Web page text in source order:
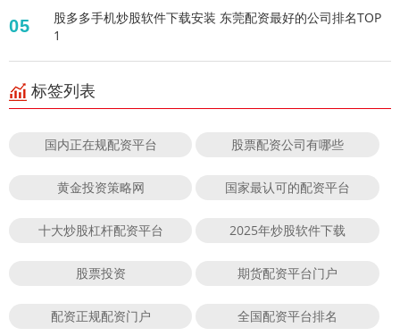
05
股多多手机炒股软件下载安装 东莞配资最好的公司排名TOP
1
标签列表
国内正在规配资平台 股票配资公司有哪些
黄金投资策略网 国家最认可的配资平台
十大炒股杠杆配资平台 2025年炒股软件下载
股票投资 期货配资平台门户
配资正规配资门户 全国配资平台排名